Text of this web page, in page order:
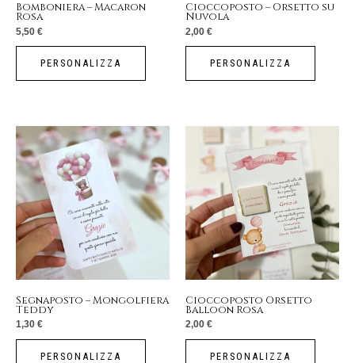
Bomboniera – Macaron
Rosa
5,50 €
PERSONALIZZA
Cioccoposto – Orsetto su
Nuvola
2,00 €
PERSONALIZZA
Segnaposto – Mongolfiera
Teddy
1,30 €
PERSONALIZZA
Cioccoposto Orsetto
Balloon Rosa
2,00 €
PERSONALIZZA